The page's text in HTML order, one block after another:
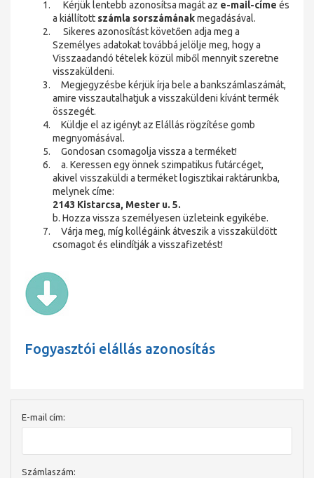
Kérjük lentebb azonosítsa magát az e-mail-címe és
a kiállított számla sorszámánakmegadásával.
Sikeres azonosítást követően adja meg a
Személyes adatokat továbbá jelölje meg, hogy a
Visszaadandó tételek közül miből mennyit szeretne
visszaküldeni.
Megjegyzésbe kérjük írja bele a bankszámlaszámát,
amire visszautalhatjuk a visszaküldeni kívánt termék
összegét.
Küldje el az igényt az Elállás rögzítése gomb
megnyomásával.
Gondosan csomagolja vissza a terméket!
a. Keressen egy önnek szimpatikus futárcéget,
akivel visszaküldi a terméket logisztikai raktárunkba,
melynek címe:
2143 Kistarcsa, Mester u. 5.
b. Hozza vissza személyesen üzleteink egyikébe.
Várja meg, míg kollégáink átveszik a visszaküldött
csomagot és elindítják a visszafizetést!
Fogyasztói elállás azonosítás
E-mail cím:
Számlaszám: